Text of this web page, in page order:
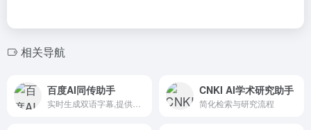
相关导航
百度AI同传助手 CNKI AI学术研究助手
简化检索与研究流程